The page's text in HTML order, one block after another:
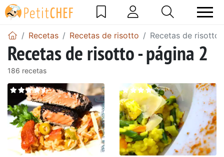
Recetas Recetas de risotto Recetas de risotto
Recetas de risotto - página 2
186 recetas